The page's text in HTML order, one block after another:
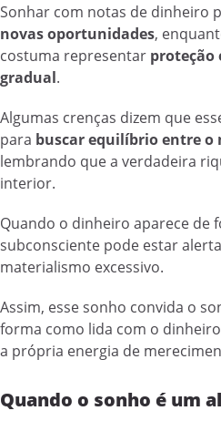
Sonhar com notas de dinheiro
novas oportunidades,
costuma representar proteção
gradual.
Algumas crenças dizem que
para buscar equilíbrio entre
lembrando que a verdadeira
interior.
Quando o dinheiro aparece de
subconsciente pode estar
materialismo excessivo.
Assim, esse sonho convida o
forma como lida com o
a própria energia de
Quando o sonho é um